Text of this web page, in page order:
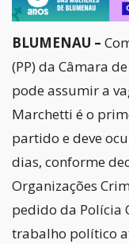
BLUMENAU –
(PP) da Câmara
pode assumir a
Marchetti é o
partido e deve
dias, conforme
Organizações
pedido da Polícia
trabalho político